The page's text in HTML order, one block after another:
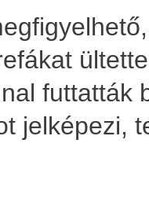
futtatták
jelképezi,